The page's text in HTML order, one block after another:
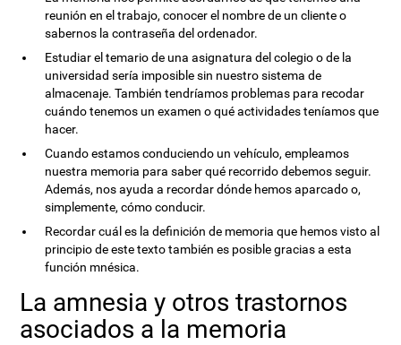
reunión en el trabajo, conocer el nombre de un cliente o
sabernos la contraseña del ordenador.
Estudiar el temario de una asignatura del colegio o de la
universidad sería imposible sin nuestro sistema de
almacenaje. También tendríamos problemas para recodar
cuándo tenemos un examen o qué actividades teníamos que
hacer.
Cuando estamos conduciendo un vehículo, empleamos
nuestra memoria para saber qué recorrido debemos seguir.
Además, nos ayuda a recordar dónde hemos aparcado o,
simplemente, cómo conducir.
Recordar cuál es la definición de memoria que hemos visto al
principio de este texto también es posible gracias a esta
función mnésica.
La amnesia y otros trastornos
asociados a la memoria